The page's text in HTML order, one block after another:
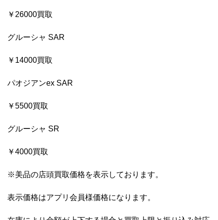
￥26000買取
グルーシャ SAR
￥14000買取
パオジアンex SAR
￥5500買取
グルーシャ SR
￥4000買取
※美品の店頭買取価格を表示しております。
表示価格はアプリ会員様価格になります。